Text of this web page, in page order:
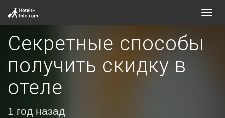
Секретные способы
получить скидку в
отеле
1 год назад